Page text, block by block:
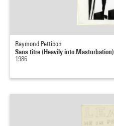
Raymond Pettibon
Sans titre (Heavily into Masturbation)
1986